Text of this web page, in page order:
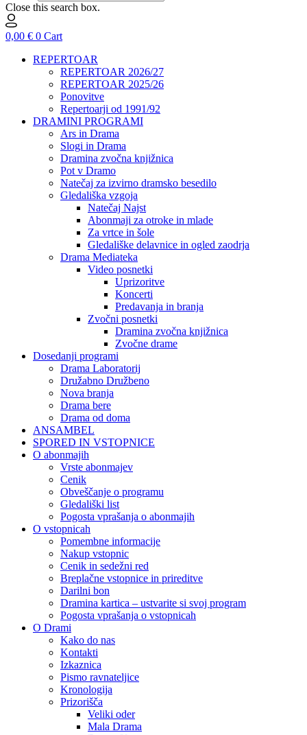
Close this search box.
0,00 € 0 Cart
REPERTOAR
REPERTOAR 2026/27
REPERTOAR 2025/26
Ponovitve
Repertoarji od 1991/92
DRAMINI PROGRAMI
Ars in Drama
Slogi in Drama
Dramina zvočna knjižnica
Pot v Dramo
Natečaj za izvirno dramsko besedilo
Gledališka vzgoja
Natečaj Najst
Abonmaji za otroke in mlade
Za vrtce in šole
Gledališke delavnice in ogled zaodrja
Drama Mediateka
Video posnetki
Uprizoritve
Koncerti
Predavanja in branja
Zvočni posnetki
Dramina zvočna knjižnica
Zvočne drame
Dosedanji programi
Drama Laboratorij
Družabno Družbeno
Nova branja
Drama bere
Drama od doma
ANSAMBEL
SPORED IN VSTOPNICE
O abonmajih
Vrste abonmajev
Cenik
Obveščanje o programu
Gledališki list
Pogosta vprašanja o abonmajih
O vstopnicah
Pomembne informacije
Nakup vstopnic
Cenik in sedežni red
Breplačne vstopnice in prireditve
Darilni bon
Dramina kartica – ustvarite si svoj program
Pogosta vprašanja o vstopnicah
O Drami
Kako do nas
Kontakti
Izkaznica
Pismo ravnateljice
Kronologija
Prizorišča
Veliki oder
Mala Drama